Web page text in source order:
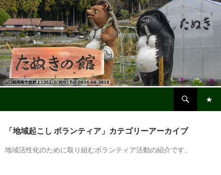
テ
ツ
「地域起こし ボランティア」カテゴリーアーカイブ
地域活性化のために取り組むボランティア活動の紹介です。